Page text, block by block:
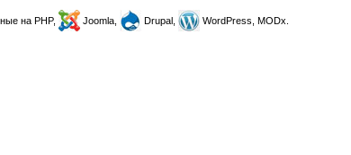
на PHP, Joomla, Drupal, WordPress, MODx.